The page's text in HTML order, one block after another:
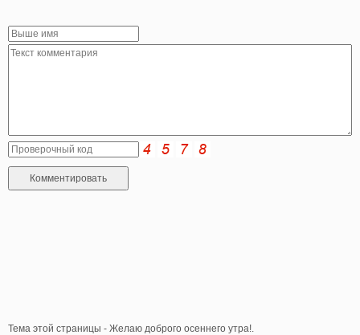
Тема этой страницы - Желаю доброго осеннего утра!.